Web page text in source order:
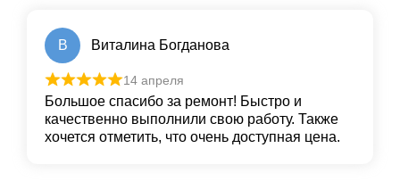
В Виталина Богданова
14 апреля
Большое спасибо за ремонт! Быстро и
качественно выполнили свою работу. Также
хочется отметить, что очень доступная цена.